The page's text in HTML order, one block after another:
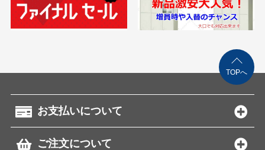
お支払いについて
ご注文について
TOPへ